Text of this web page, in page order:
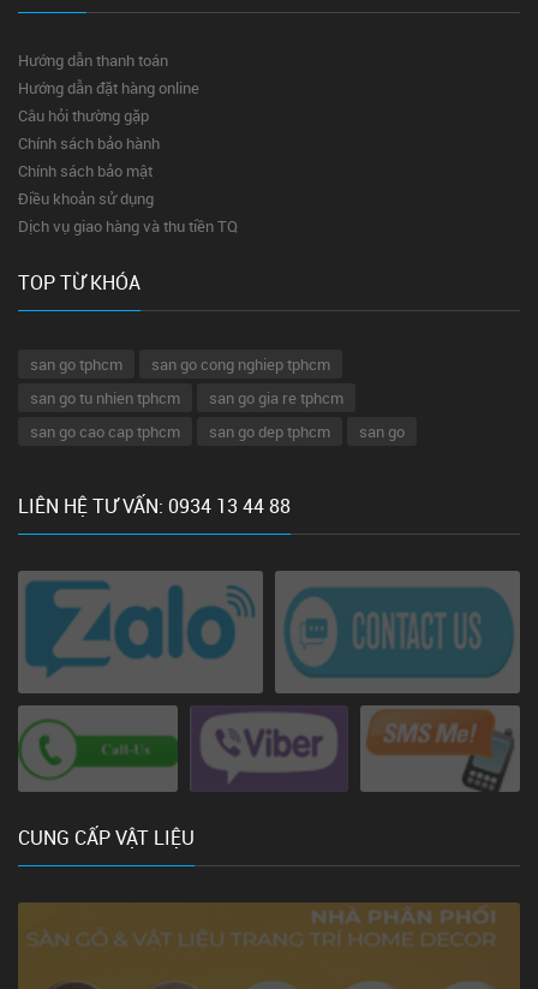
Hướng dẫn thanh toán
Hướng dẫn đặt hàng online
Câu hỏi thường gặp
Chính sách bảo hành
Chính sách bảo mật
Điều khoản sử dụng
Dịch vụ giao hàng và thu tiền TQ
TOP TỪ KHÓA
san go tphcm
san go cong nghiep tphcm
san go tu nhien tphcm
san go gia re tphcm
san go cao cap tphcm
san go dep tphcm san go
LIÊN HỆ TƯ VẤN: 0934 13 44 88
CUNG CẤP VẬT LIỆU